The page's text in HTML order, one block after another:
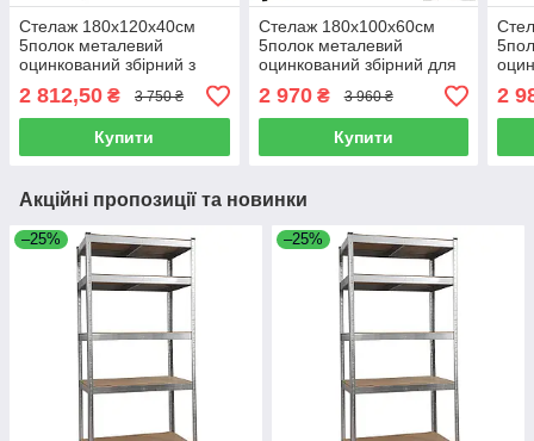
Стелаж 180x120x40см
5полок металевий
оцинкований збірний з
полицями ДСП
2 812,50 ₴ 3 750 ₴
Купити
Стелаж 180x100x60см
5полок металевий
оцинкований збірний для
дому, складу, магазину,
офісу
2 970₴ 3 960 ₴
Купити
2
Акційні пропозиції та новинки
–25% –25%